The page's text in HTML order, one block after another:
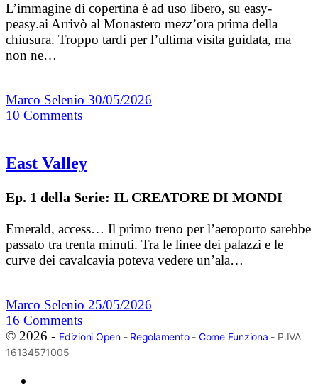
L’immagine di copertina è ad uso libero, su easy-
peasy.ai Arrivò al Monastero mezz’ora prima della
chiusura. Troppo tardi per l’ultima visita guidata, ma
non ne…
Marco Selenio 30/05/2026
10 Comments
East Valley
Ep. 1 della Serie: IL CREATORE DI MONDI
Emerald, access… Il primo treno per l’aeroporto sarebbe
passato tra trenta minuti. Tra le linee dei palazzi e le
curve dei cavalcavia poteva vedere un’ala…
Marco Selenio 25/05/2026
16 Comments
© 2026 - Edizioni Open- Regolamento- Come Funziona - P.IVA
16134571005